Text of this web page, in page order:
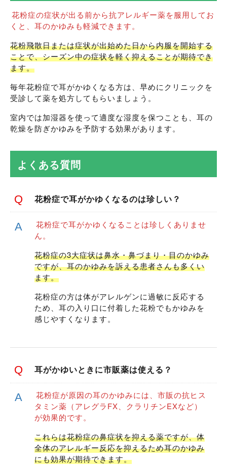
花粉症の症状が出る前から抗アレルギー薬を服用してお
くと、耳のかゆみも軽減できます。
花粉飛散日または症状が出始めた日から内服を開始する
ことで、シーズン中の症状を軽く抑えることが期待でき
ます。
毎年花粉症で耳がかゆくなる方は、早めにクリニックを
受診して薬を処方してもらいましょう。
室内では加湿器を使って適度な湿度を保つことも、耳の
乾燥を防ぎかゆみを予防する効果があります。
よくある質問
花粉症で耳がかゆくなるのは珍しい？
花粉症で耳がかゆくなることは珍しくありませ
ん。
花粉症の3大症状は鼻水・鼻づまり・目のかゆみ
ですが、耳のかゆみを訴える患者さんも多くい
ます。
花粉症の方は体がアレルゲンに過敏に反応する
ため、耳の入り口に付着した花粉でもかゆみを
感じやすくなります。
耳がかゆいときに市販薬は使える？
花粉症が原因の耳のかゆみには、市販の抗ヒス
タミン薬（アレグラFX、クラリチンEXなど）
が効果的です。
これらは花粉症の鼻症状を抑える薬ですが、体
全体のアレルギー反応を抑えるため耳のかゆみ
にも効果が期待できます。